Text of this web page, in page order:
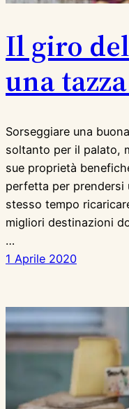
Il giro
una
Sorseggiare una
soltanto per il palato,
sue proprietà
perfetta per prendersi
stesso tempo
migliori destinazioni
…
1 Aprile 2020